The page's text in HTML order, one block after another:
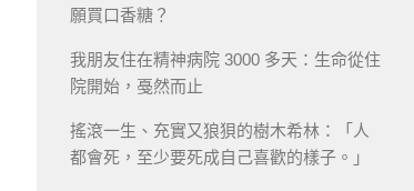
願買口香糖？
我朋友住在精神病院 3000 多天：生命從住
院開始，戞然而止
搖滾一生、充實又狼狽的樹木希林：「人
都會死，至少要死成自己喜歡的樣子。」